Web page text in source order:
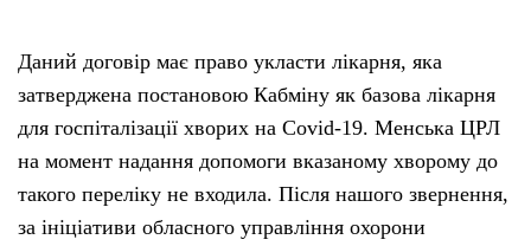
Даний договір має право укласти лікарня, яка
затверджена постановою Кабміну як базова лікарня
для госпіталізації хворих на Covid-19. Менська ЦРЛ
на момент надання допомоги вказаному хворому до
такого переліку не входила. Після нашого звернення,
за ініціативи обласного управління охорони